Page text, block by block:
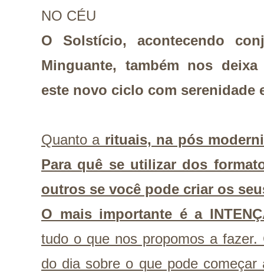
NO CÉU
O Solstício, acontecendo
Minguante, também nos
este novo ciclo com serenidade
Quanto a rituais, na pós
Para quê se utilizar dos
outros se você pode criar os
O mais importante é a
tudo o que nos propomos a fazer.
do dia sobre o que pode